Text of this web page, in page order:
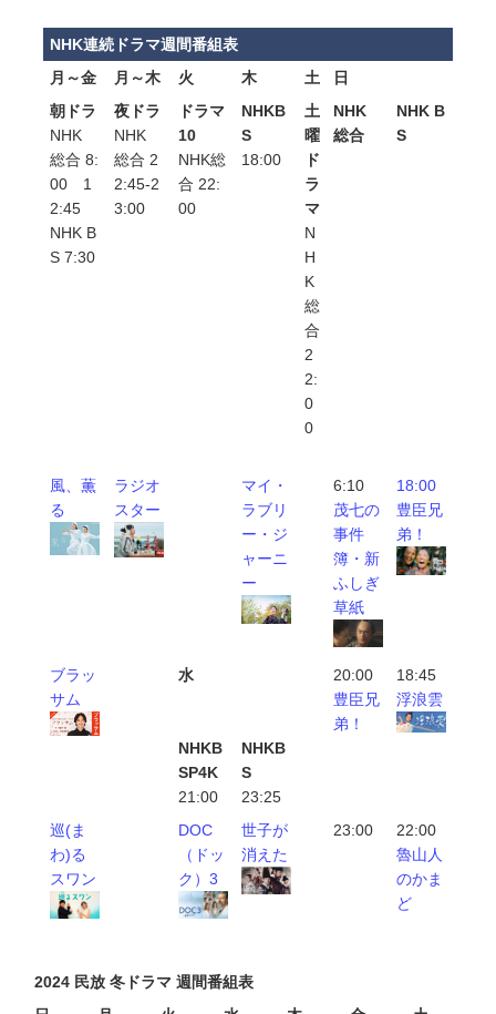
NHK連続ドラマ週間番組表
月～金
月～木 火 木 土
日
朝ドラ
NHK
総合 8:
00 1
2:45
NHK B
S 7:30
夜ドラ
NHK
総合 2
2:45-2
3:00
ドラマ
10
NHK総
合 22:
00
NHKB
S
18:00
土
曜
ド
ラ
マ
N
H
K
総
合
2
2:
0
0
NHK
総合
NHK B
S
風、薫
る
ラジオ
スター
マイ・
ラブリ
ー・ジ
ャーニ
ー
6:10
茂七の
事件
簿・新
ふしぎ
草紙
18:00
豊臣兄
弟！
ブラッ
サム
水
NHKB
SP4K
21:00
NHKB
S
23:25
20:00
豊臣兄
弟！
18:45
浮浪雲
巡(ま
わ)る
スワン
DOC
（ドッ
ク）3
世子が
消えた
23:00
22:00
魯山人
のかま
ど
2024 民放 冬ドラマ 週間番組表